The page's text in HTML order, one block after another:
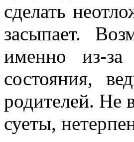
сделать
засыпает.
именно из-за
состояния,
родителей. Не
суеты,